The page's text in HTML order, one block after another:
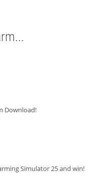
Download!
Simulator 25 and win!